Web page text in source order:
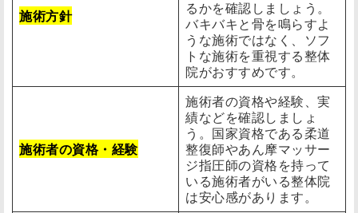
施術方針
るかを確認しましょう。
バキバキと骨を鳴らすよ
うな施術ではなく、ソフ
トな施術を重視する整体
院がおすすめです。
施術者の資格・経験
施術者の資格や経験、実
績などを確認しましょ
う。国家資格である柔道
整復師やあん摩マッサー
ジ指圧師の資格を持って
いる施術者がいる整体院
は安心感があります。